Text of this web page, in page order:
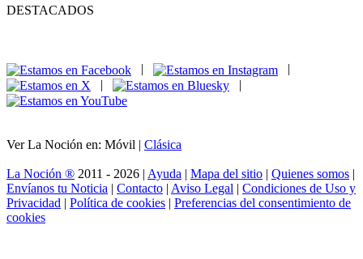
DESTACADOS
|
|
Ver La Noción en: Móvil | Clásica
La Noción ® 2011 - 2026 | Ayuda | Mapa del sitio | Quienes somos |
Envíanos tu Noticia | Contacto | Aviso Legal | Condiciones de Uso y
Privacidad | Política de cookies | Preferencias del consentimiento de
cookies